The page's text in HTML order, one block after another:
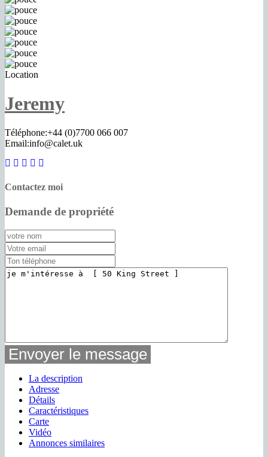
Location
Jeremy
Téléphone:+44 (0)7700 066 007
Email:info@calet.uk
Contactez moi
Demande de propriété
La description
Adresse
Détails
Caractéristiques
Carte
Vidéo
Annonces similaires